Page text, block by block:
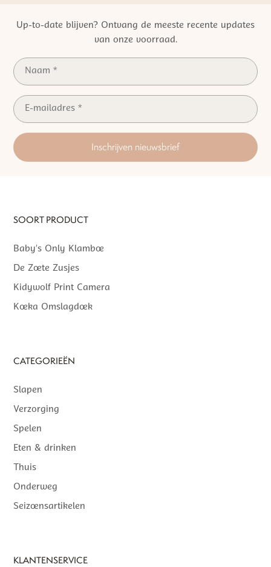
Up-to-date blijven? Ontvang de meeste recente updates
van onze voorraad.
Inschrijven nieuwsbrief
SOORT PRODUCT
Baby’s Only Klamboe
De Zoete Zusjes
Kidywolf Print Camera
Koeka Omslagdoek
CATEGORIEËN
Slapen
Verzorging
Spelen
Eten & drinken
Thuis
Onderweg
Seizoensartikelen
KLANTENSERVICE